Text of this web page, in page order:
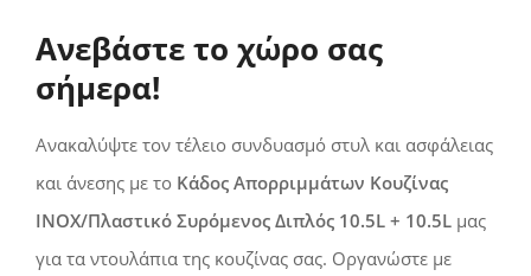
Ανεβάστε το χώρο σας
σήμερα!
Ανακαλύψτε τον τέλειο συνδυασμό στυλ και ασφάλειας
και άνεσης με το Κάδος Απορριμμάτων Κουζίνας
INOX/Πλαστικό Συρόμενος Διπλός 10.5L + 10.5L μας
για τα ντουλάπια της κουζίνας σας. Οργανώστε με